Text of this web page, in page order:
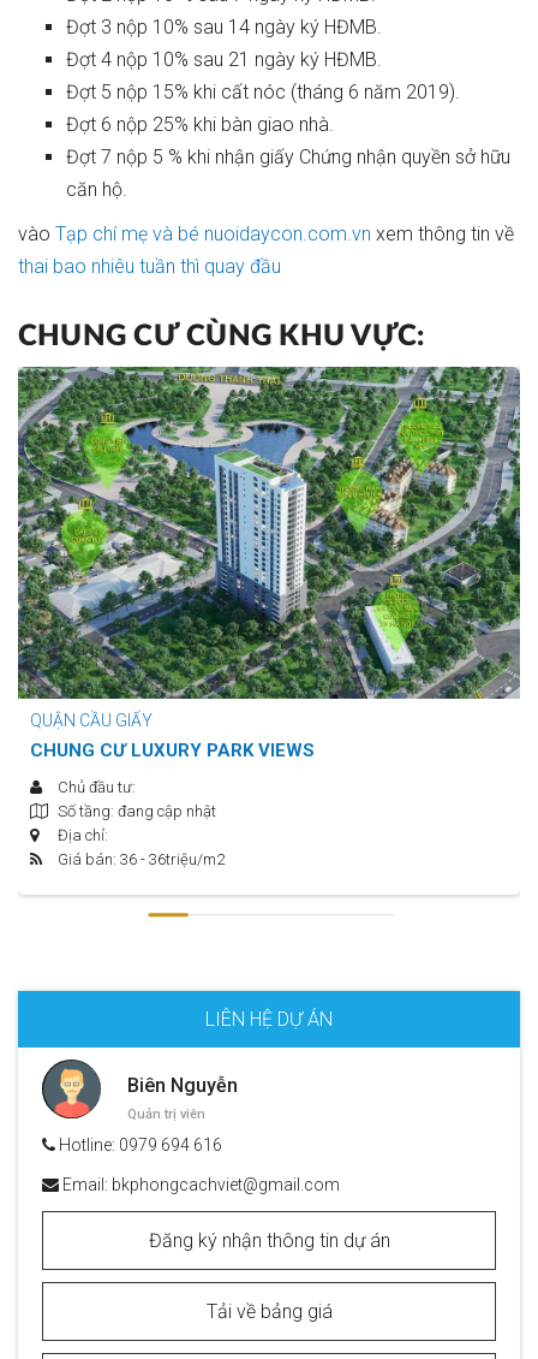
Đợt 3 nộp 10% sau 14 ngày ký HĐMB.
Đợt 4 nộp 10% sau 21 ngày ký HĐMB.
Đợt 5 nộp 15% khi cất nóc (tháng 6 năm 2019).
Đợt 6 nộp 25% khi bàn giao nhà.
Đợt 7 nộp 5 % khi nhận giấy Chứng nhận quyền sở hữu
căn hộ.
vào Tạp chí mẹ và bé nuoidaycon.com.vn xem thông tin về
thai bao nhiêu tuần thì quay đầu
CHUNG CƯ CÙNG KHU VỰC:
QUẬN CẦU GIẤY
CHUNG CƯ LUXURY PARK VIEWS
Chủ đầu tư:
Số tầng: đang cập nhật
Địa chỉ:
Giá bán: 36 - 36triệu/m2
LIÊN HỆ DỰ ÁN
Biên Nguyễn
Quản trị viên
Hotline: 0979 694 616
Email: bkphongcachviet@gmail.com
Đăng ký nhận thông tin dự án
Tải về bảng giá